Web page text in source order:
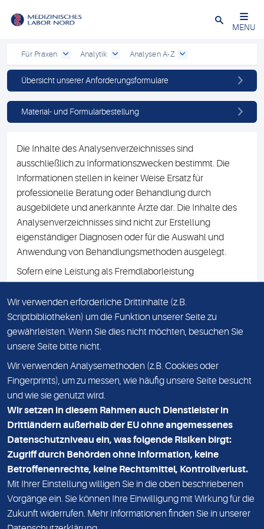
Schließen
MENU
Für Praxen Analytik Analysen A-Z
Übersicht unserer Anforderungsformulare
Material- und Formularbestellung
Die Inhalte des Analysenverzeichnisses sind
ausschließlich zu Informationszwecken bestimmt. Die
Informationen stellen in keiner Weise Ersatz für
professionelle Beratung oder Behandlung durch
ausgebildete und anerkannte Ärzte dar. Die Inhalte des
Analysenverzeichnisses sind nicht zur Erstellung
eigenständiger Diagnosen oder für die Auswahl und
Anwendung von Behandlungsmethoden ausgelegt.
Sofern eine Leistung als Fremdlaborleistung
Namen des Fremdlabors mit. Mit der Beauftragung der
Fremdlaborleistung erklären Sie sich mit dieser
Vereinbarung einverstanden.
DATENSCHUTZ
KONTAKT
NEWSLETTER
ADRESSE
MVZ Medizinisches Labor Nord MLN GmbH
Essener Straße 108
22419 Hamburg
Wir verwenden erforderliche Drittinhalte (z.B.
Scriptbibliotheken) um die Funktion unserer Seite zu
gewährleisten. Wenn Sie dies nicht möchten, besuchen Sie
unsere Seite bitte nicht.
Wir verwenden Analysemethoden (z.B. Cookies oder
Fingerprints), um zu messen, wie häufig unsere Seite besucht
und wie sie genutzt wird.
Wir setzen in diesem Rahmen auch Dienstleister in
Drittländern außerhalb der EU ohne angemessenes
Datenschutzniveau ein, was folgende Risiken birgt:
Zugriff durch Behörden ohne Information, keine
Betroffenenrechte, keine Rechtsmittel, Kontrollverlust.
Mit Ihrer Einstellung willigen Sie in die oben beschriebenen
Vorgänge ein. Sie können Ihre Einwilligung mit Wirkung für die
Zukunft widerrufen. Mehr Informationen finden Sie in unserer